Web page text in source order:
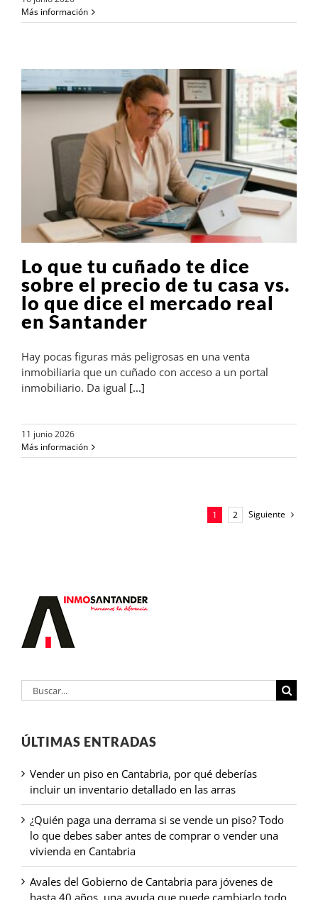
Más información
Lo que tu cuñado te dice
sobre el precio de tu casa vs.
lo que dice el mercado real
en Santander
Hay pocas figuras más peligrosas en una venta
inmobiliaria que un cuñado con acceso a un portal
inmobiliario. Da igual [...]
11 junio 2026
Más información
1 2 Siguiente
Buscar:
ÚLTIMAS ENTRADAS
Vender un piso en Cantabria, por qué deberías
incluir un inventario detallado en las arras
¿Quién paga una derrama si se vende un piso? Todo
lo que debes saber antes de comprar o vender una
vivienda en Cantabria
Avales del Gobierno de Cantabria para jóvenes de